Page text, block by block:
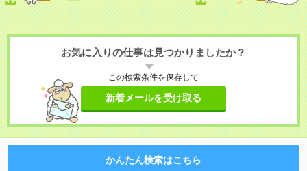
お気に入りの仕事は見つかりましたか？
この検索条件を保存して
新着メールを受け取る
かんたん検索はこちら